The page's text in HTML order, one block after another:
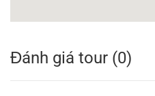
Đánh giá tour (0)